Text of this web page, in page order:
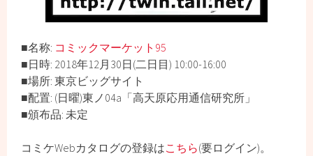
■名称: コミックマーケット95
■日時: 2018年12月30日(二日目) 10:00-16:00
■場所: 東京ビッグサイト
■配置: (日曜)東ノ04a「高天原応用通信研究所」
■頒布品: 未定
コミケWebカタログの登録はこちら(要ログイン)。